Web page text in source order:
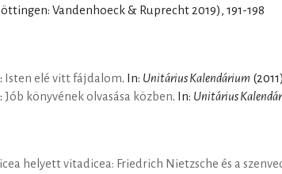
Vandenhoeck & Ruprecht 2019), 191-198
Isten elé vitt fájdalom. In: Unitárius Kalendárium
Jób könyvének olvasása közben. In: Unitárius
helyett vitadicea: Friedrich Nietzsche és a